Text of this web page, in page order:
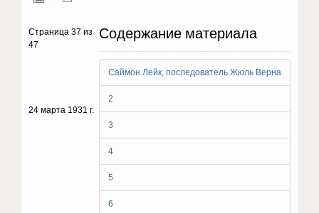
Содержание материала
Саймон Лейк, последователь Жюль Верна
2
3
4
5
6
Страница 37 из
47
24 марта 1931 г.